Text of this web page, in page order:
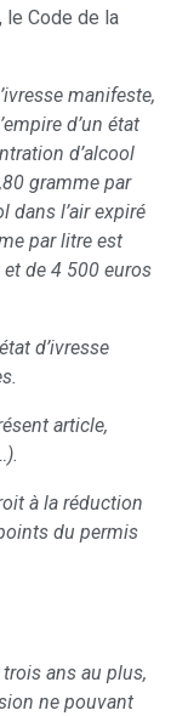
le Code de la
manifeste,
d’un état
d’alcool
gramme par
dans l’air expiré
par litre est
de 4 500 euros
d’ivresse
article,
à la réduction
du permis
ans au plus,
ne pouvant